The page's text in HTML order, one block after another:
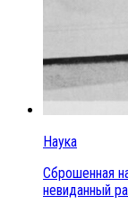
Наука
Сброшенная
невиданный